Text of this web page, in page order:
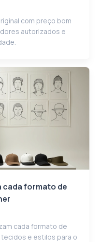
com preço bom
autorizados e
cada formato de
cada formato de
e estilos para o